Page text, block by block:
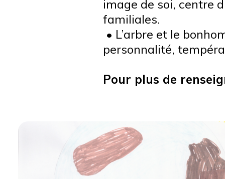
image de soi, centre
familiales.
• L’arbre et le
personnalité,
Pour plus de